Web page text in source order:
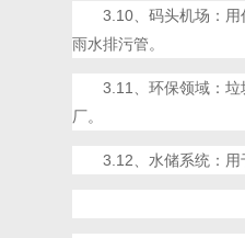
3.10、码头机场：用
雨水排污管。
3.11、环保领域：垃
厂。
3.12、水储系统：用